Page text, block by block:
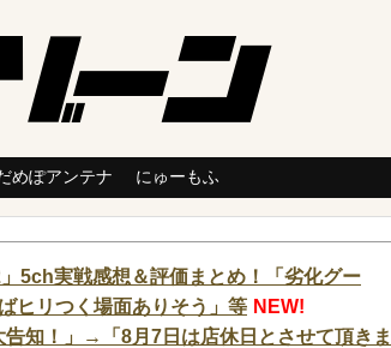
めぽアンテナ にゅーもふ
5ch実戦感想＆評価まとめ！「劣化グー
ヒリつく場面ありそう」等 NEW!
知！」→「8月7日は店休日とさせて頂きま